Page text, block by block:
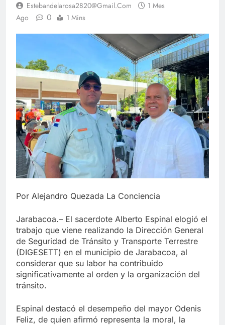
Estebandelarosa2820@gmail.com
1 Mes
Ago
0 1 Mins
Por Alejandro Quezada La Conciencia
Jarabacoa.– El sacerdote Alberto Espinal elogió el
trabajo que viene realizando la Dirección General
de Seguridad de Tránsito y Transporte Terrestre
(DIGESETT) en el municipio de Jarabacoa, al
considerar que su labor ha contribuido
significativamente al orden y la organización del
tránsito.
Espinal destacó el desempeño del mayor Odenis
Feliz, de quien afirmó representa la moral, la